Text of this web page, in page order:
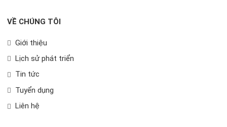
VỀ CHÚNG TÔI
Giới thiệu
Lịch sử phát triển
Tin tức
Tuyển dụng
Liên hệ